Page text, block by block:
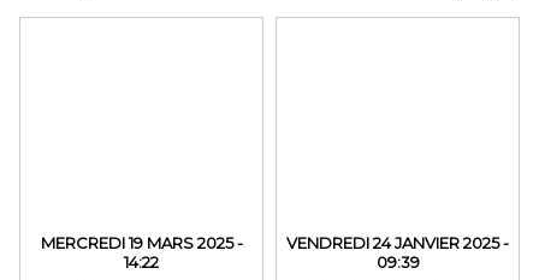
MERCREDI 19 MARS 2025 -
14:22
VENDREDI 24 JANVIER 2025 -
09:39